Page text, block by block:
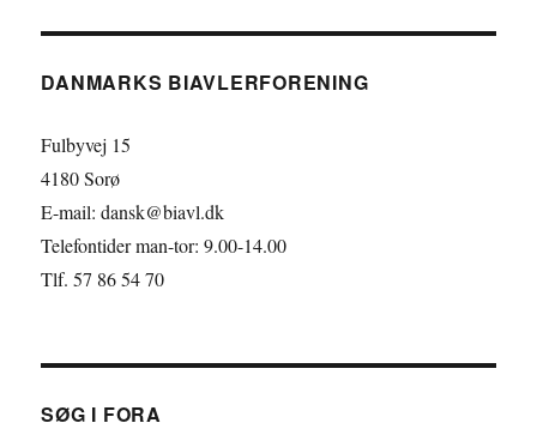
o
o
k
e
d
I
n
t
t
e
r
DANMARKS BIAVLERFORENING
Fulbyvej 15
4180 Sorø
E-mail: dansk@biavl.dk
Telefontider man-tor: 9.00-14.00
Tlf. 57 86 54 70
SØG I FORA